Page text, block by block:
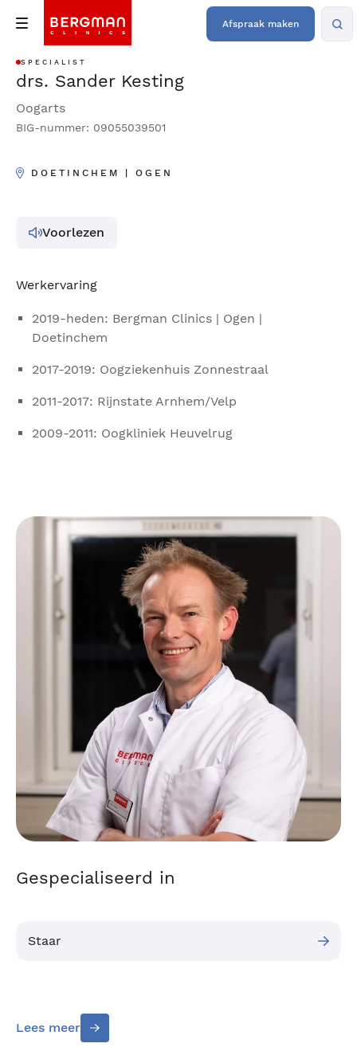
Afspraak maken
SPECIALIST
drs. Sander Kesting
Oogarts
BIG-nummer: 09055039501
DOETINCHEM | OGEN
Voorlezen
Werkervaring
2019-heden: Bergman Clinics | Ogen |
Doetinchem
2017-2019: Oogziekenhuis Zonnestraal
2011-2017: Rijnstate Arnhem/Velp
2009-2011: Oogkliniek Heuvelrug
Gespecialiseerd in
Staar
Lees meer